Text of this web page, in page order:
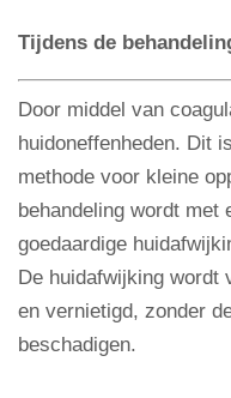
Tijdens de
Door middel van
huidoneffenheden. Dit
methode voor kleine
behandeling wordt met
goedaardige
De huidafwijking wordt
en vernietigd, zonder
beschadigen.